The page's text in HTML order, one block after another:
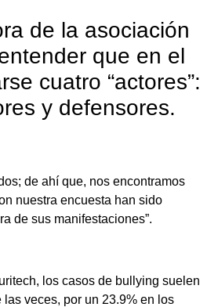
de la asociación
que en el
cuatro “actores”:
y defensores.
de ahí que, nos encontramos
nuestra encuesta han sido
de sus manifestaciones”.
los casos de bullying suelen
veces, por un 23.9% en los